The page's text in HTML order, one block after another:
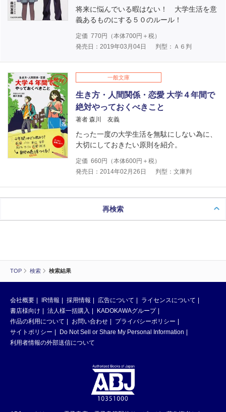
TOP 検索 検索結果
将来に悩んでいる暇はない！ 大学生活を意
義あるものにする５０のルール！
定価 770円（本体700円＋税）
発売日：2019年03月04日
判型：Ａ６判
一般文庫
生き方・人間関係・恋愛 大学４年間で
絶対やっておくべきこと
著者 森川 友義
たった一度の大学生活を無駄にしない為に、
大切にしておきたい原則を紹介。
定価 660円（本体600円＋税）
発売日：2014年02月26日
判型：文庫判
再検索
会社概要 IR情報 採用情報 広告について
ライセンスについて
書店様向け
法人様一括購入
KADOKAWAグループ
作品の利用について
お問い合わせ
プライバシーポリシー
サイトポリシー
Do Not Sell or Share My Personal Information
利用者情報の外部送信について